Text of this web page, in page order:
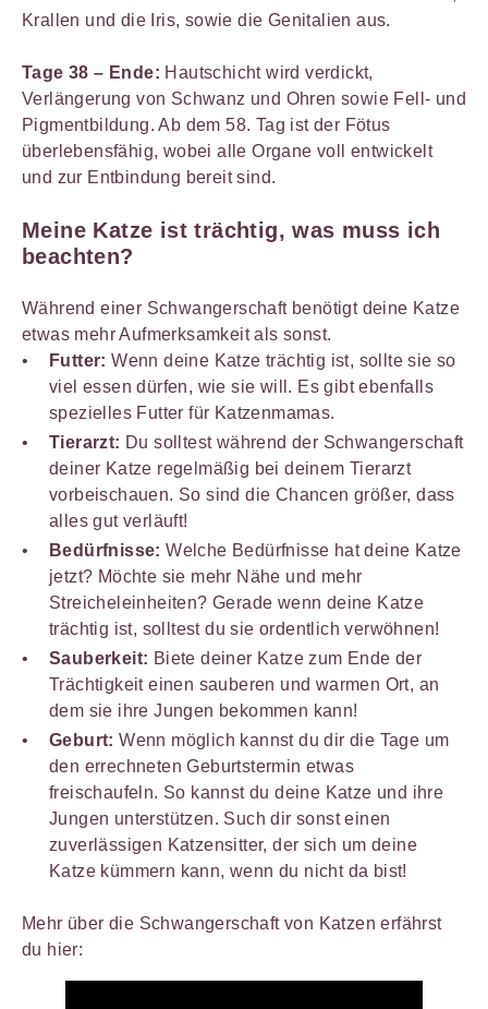
Krallen und die Iris, sowie die Genitalien aus.
Tage 38 – Ende: Hautschicht wird verdickt,
Verlängerung von Schwanz und Ohren sowie Fell- und
Pigmentbildung. Ab dem 58. Tag ist der Fötus
überlebensfähig, wobei alle Organe voll entwickelt
und zur Entbindung bereit sind.
Meine Katze ist trächtig, was muss ich
beachten?
Während einer Schwangerschaft benötigt deine Katze
etwas mehr Aufmerksamkeit als sonst.
Futter:Wenn deine Katze trächtig ist, sollte sie so
viel essen dürfen, wie sie will. Es gibt ebenfalls
spezielles Futter für Katzenmamas.
Tierarzt: Du solltest während der Schwangerschaft
deiner Katze regelmäßig bei deinem Tierarzt
vorbeischauen. So sind die Chancen größer, dass
alles gut verläuft!
Bedürfnisse:Welche Bedürfnisse hat deine Katze
jetzt? Möchte sie mehr Nähe und mehr
Streicheleinheiten? Gerade wenn deine Katze
trächtig ist, solltest du sie ordentlich verwöhnen!
Sauberkeit: Biete deiner Katze zum Ende der
Trächtigkeit einen sauberen und warmen Ort, an
dem sie ihre Jungen bekommen kann!
Geburt:Wenn möglich kannst du dir die Tage um
den errechneten Geburtstermin etwas
freischaufeln. So kannst du deine Katze und ihre
Jungen unterstützen. Such dir sonst einen
zuverlässigen Katzensitter, der sich um deine
Katze kümmern kann, wenn du nicht da bist!
Mehr über die Schwangerschaft von Katzen erfährst
du hier: